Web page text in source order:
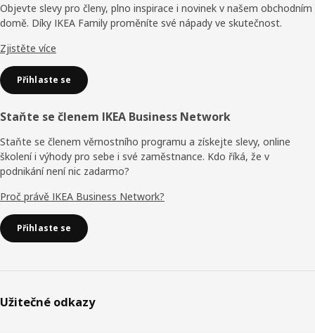
Objevte slevy pro členy, plno inspirace i novinek v našem obchodním
domě. Díky IKEA Family proměníte své nápady ve skutečnost.
Zjistěte více
Přihlaste se
Staňte se členem IKEA Business Network
Staňte se členem věrnostního programu a získejte slevy, online
školení i výhody pro sebe i své zaměstnance. Kdo říká, že v
podnikání není nic zadarmo?
Proč právě IKEA Business Network?
Přihlaste se
Užitečné odkazy